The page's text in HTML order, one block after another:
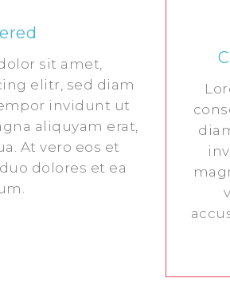
sit amet,
elitr, sed diam
invidunt ut
aliquyam erat,
At vero eos et
dolores et ea